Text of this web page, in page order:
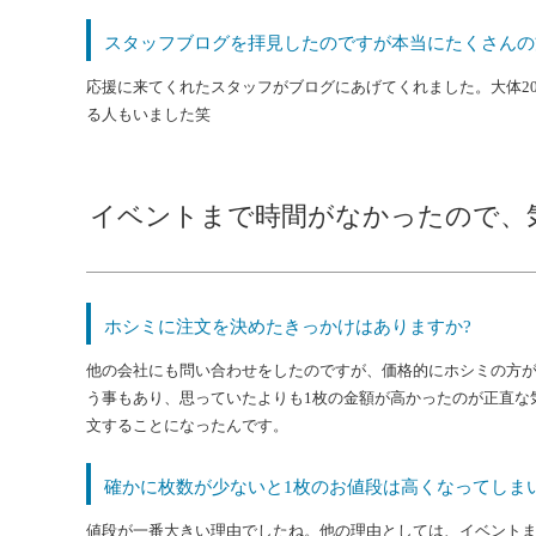
スタッフブログを拝見したのですが本当にたくさん
応援に来てくれたスタッフがブログにあげてくれました。大体
る人もいました笑
イベントまで時間がなかったので
ホシミに注文を決めたきっかけはありますか?
他の会社にも問い合わせをしたのですが、価格的にホシミの方
う事もあり、思っていたよりも1枚の金額が高かったのが正直
文することになったんです。
確かに枚数が少ないと1枚のお値段は高くなってしま
値段が一番大きい理由でしたね。他の理由としては、イベント